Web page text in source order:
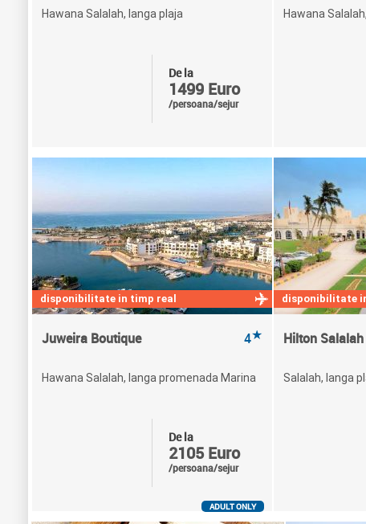
Hawana Salalah, langa plaja
De la
1499 Euro
/persoana/sejur
Hawana
disponibilitate in timp real
Juweira Boutique 4★
Hawana Salalah, langa promenada Marina
De la
2105 Euro
/persoana/sejur
ADULT ONLY
disponibilitate
Hilton
Salalah, langa